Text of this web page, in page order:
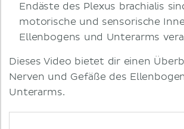
Endäste des Plexus brachialis
motorische und sensorische
Ellenbogens und Unterarms
Dieses Video bietet dir einen
Nerven und Gefäße des
Unterarms.